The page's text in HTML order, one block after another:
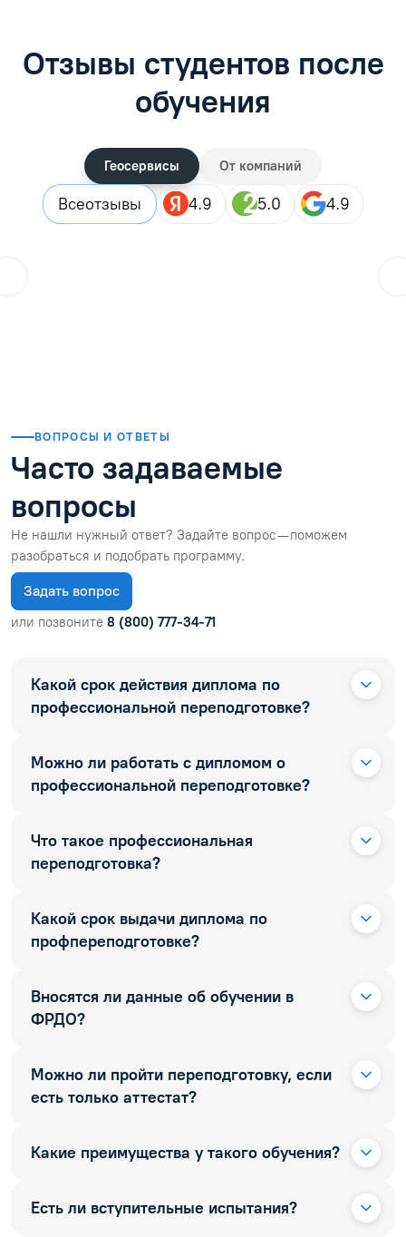
Отзывы студентов после
обучения
Геосервисы От компаний
Всеотзывы 4.9 5.0 4.9
ВОПРОСЫ И ОТВЕТЫ
Часто задаваемые
вопросы
Не нашли нужный ответ? Задайте вопрос — поможем
разобраться и подобрать программу.
Задать вопрос
или позвоните 8 (800) 777-34-71
Какой срок действия диплома по
профессиональной переподготовке?
Можно ли работать с дипломом о
профессиональной переподготовке?
Что такое профессиональная
переподготовка?
Какой срок выдачи диплома по
профпереподготовке?
Вносятся ли данные об обучении в
ФРДО?
Можно ли пройти переподготовку, если
есть только аттестат?
Какие преимущества у такого обучения?
Есть ли вступительные испытания?